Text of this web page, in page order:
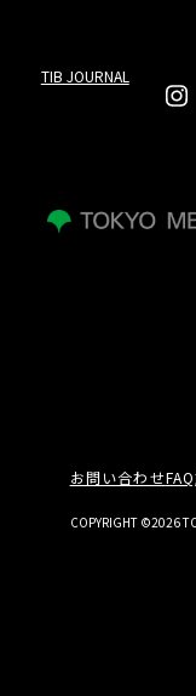
TIB JOURNAL
お問い合わせFAQ
COPYRIGHT ©2026